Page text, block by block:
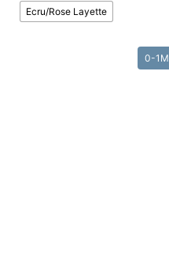
Ecru/Rose Layette
0-1M